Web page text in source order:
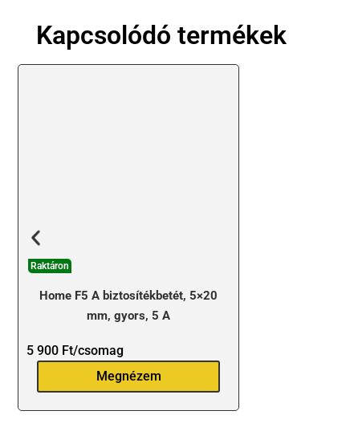
Kapcsolódó termékek
Raktáron
Home F5 A biztosítékbetét, 5×20
mm, gyors, 5 A
5 900 Ft/csomag
Megnézem